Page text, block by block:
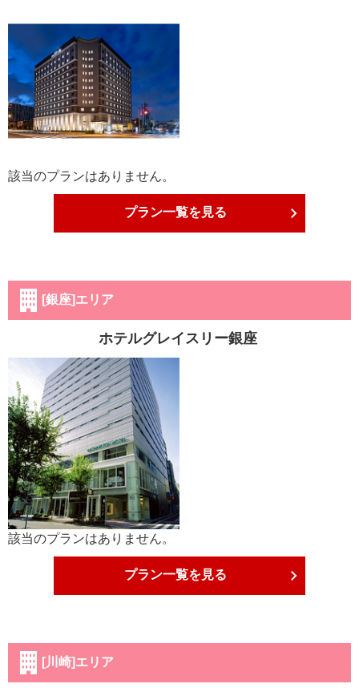
該当のプランはありません。
プラン一覧を見る
[銀座]エリア
ホテルグレイスリー銀座
該当のプランはありません。
プラン一覧を見る
[川崎]エリア